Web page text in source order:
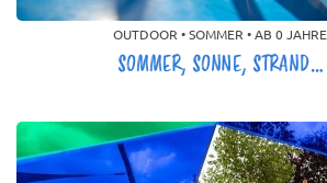
SOMMER, SONNE, STRAND…
OUTDOOR • SOMMER • AB 0 JAHRE